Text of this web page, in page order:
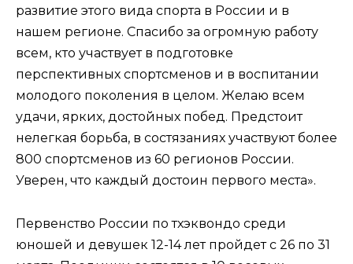
развитие этого вида спорта в России и в
нашем регионе. Спасибо за огромную работу
всем, кто участвует в подготовке
перспективных спортсменов и в воспитании
молодого поколения в целом. Желаю всем
удачи, ярких, достойных побед. Предстоит
нелегкая борьба, в состязаниях участвуют более
800 спортсменов из 60 регионов России.
Уверен, что каждый достоин первого места».
Первенство России по тхэквондо среди
юношей и девушек 12-14 лет пройдет с 26 по 31